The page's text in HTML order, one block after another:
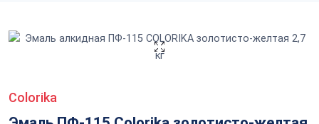
Colorika